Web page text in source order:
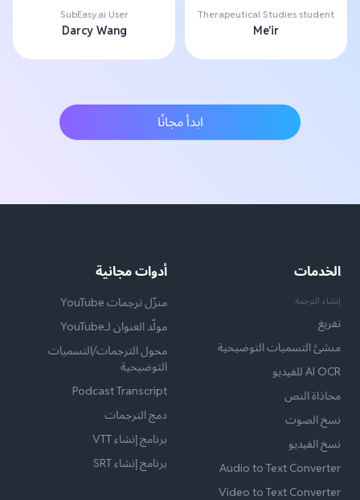
Therapeutical Studies student
Me'ir
SubEasy.ai User
Darcy Wang
ابدأ مجانًا
الخدمات
إنشاء الترجمة
تفريغ
منشئ التسميات التوضيحية
AI OCR للفيديو
محاذاة النص
نسخ الصوت
نسخ الفيديو
Audio to Text Converter
Video to Text Converter
أدوات مجانية
منزّل ترجمات YouTube
مولّد العنوان لـYouTube
محول الترجمات/التسميات
التوضيحية
Podcast Transcript
دمج الترجمات
برنامج إنشاء VTT
برنامج إنشاء SRT